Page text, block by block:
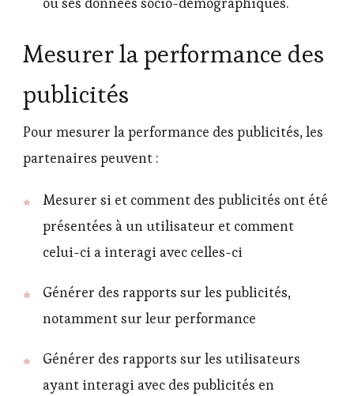
Mesurer la performance des
publicités
Pour mesurer la performance des publicités, les
partenaires peuvent :
Mesurer si et comment des publicités ont été
présentées à un utilisateur et comment
celui-ci a interagi avec celles-ci
Générer des rapports sur les publicités,
notamment sur leur performance
Générer des rapports sur les utilisateurs
ayant interagi avec des publicités en